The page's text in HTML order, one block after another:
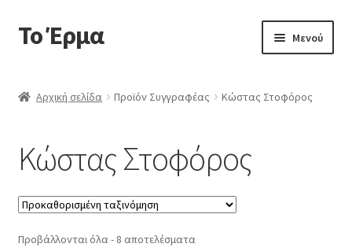
Απευθείας
μετάβαση
πλοήγηση
Μετάβαση
σε
Το Έρμα Μενού
Κατηγορίες Βιβλίων
Συχνές Ερωτήσεις
Επικοινωνία
Αρχική σελίδα Προϊόν Συγγραφέας Κώστας Στοφόρος
Κώστας Στοφόρος
Προβάλλονται όλα - 8 αποτελέσματα